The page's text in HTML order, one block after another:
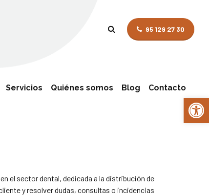
Abrir
95 129 27 30
Servicios Quiénes somos Blog Contacto
el sector dental, dedicada a la distribución de
y resolver dudas, consultas o incidencias